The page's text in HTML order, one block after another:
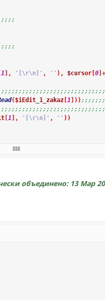
1 , '[\r\n]' , '' ) , $cursor[ 0] +
( $iEdit_1_zakaz[ 1 ) )
[ 1 , '[\r\n]' , '' ) )
($iEdit_1_zakaz [ 2 ]))
объединено: 13 Мар